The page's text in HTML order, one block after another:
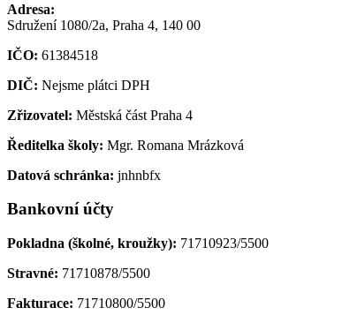
Adresa:
Sdružení 1080/2a, Praha 4, 140 00
IČO: 61384518
DIČ: Nejsme plátci DPH
Zřizovatel: Městská část Praha 4
Ředitelka školy: Mgr. Romana Mrázková
Datová schránka: jnhnbfx
Bankovní účty
Pokladna (školné, kroužky): 71710923/5500
Stravné: 71710878/5500
Fakturace: 71710800/5500